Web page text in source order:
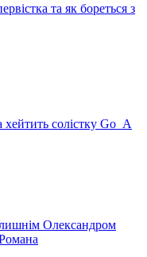
та як бореться з
солістку Go_A
Олександром